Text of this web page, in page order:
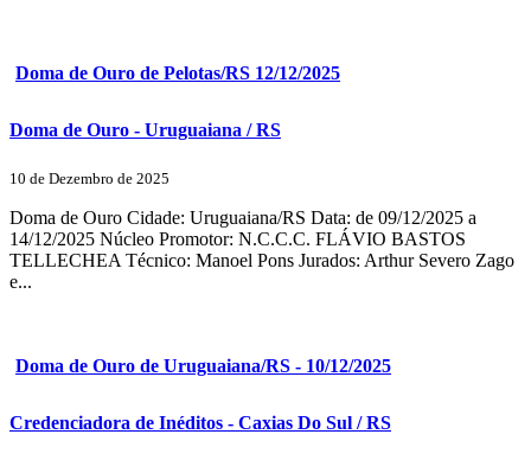
Doma de Ouro de Pelotas/RS 12/12/2025
Doma de Ouro - Uruguaiana / RS
10 de Dezembro de 2025
Doma de Ouro Cidade: Uruguaiana/RS Data: de 09/12/2025 a
14/12/2025 Núcleo Promotor: N.C.C.C. FLÁVIO BASTOS
TELLECHEA Técnico: Manoel Pons Jurados: Arthur Severo Zago
e...
Doma de Ouro de Uruguaiana/RS - 10/12/2025
Credenciadora de Inéditos - Caxias Do Sul / RS